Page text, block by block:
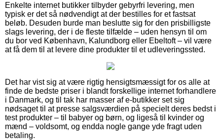
Enkelte internet butikker tilbyder gebyrfri levering, men
typisk er det så nødvendigt at der bestilles for et fastsat
beløb. Desuden burde man beslutte sig for den prisbilligste
slags levering, der i de fleste tilfælde – uden hensyn til om
du bor ved København, Kalundborg eller Ebeltoft – vil være
at få dem til at levere dine produkter til et udleveringssted.
Det har vist sig at være rigtig hensigtsmæssigt for os alle at
finde de bedste priser i blandt forskellige internet forhandlere
i Danmark, og til tak har masser af e-butikker set sig
nødsaget til at presse salgsværdien på specielt deres bedst i
test produkter – til babyer og børn, og ligeså til kvinder og
mænd – voldsomt, og endda nogle gange yde fragt uden
betaling.